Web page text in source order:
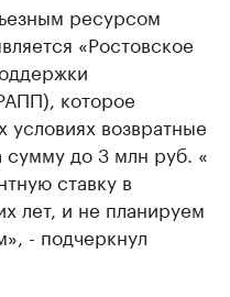
ресурсом
«Ростовское
которое
условиях возвратные
сумму до 3 млн руб. «
ставку в
лет, и не планируем
- подчеркнул